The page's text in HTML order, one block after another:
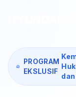
PROGRAM
EKSLUSIF